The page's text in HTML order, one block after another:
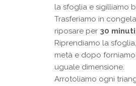
la sfoglia e sigilliamo
Trasferiamo in
riposare per 30 minuti
Riprendiamo la
metà e dopo
uguale dimensione.
Arrotoliamo ogni